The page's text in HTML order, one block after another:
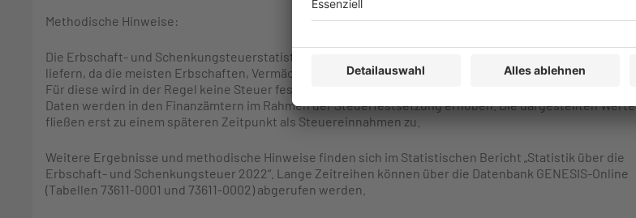
Methodische Hinweise:
Die Erbschaft- und Schenkungsteuerstatistik kann keine Informationen über alle Vermögensübergänge
liefern, da die meisten Erbschaften, Vermächtnisse und Schenkungen innerhalb der Freibeträge liegen.
Für diese wird in der Regel keine Steuer festgesetzt, sodass sie in der Statistik nicht enthalten sind. Die
Daten werden in den Finanzämtern im Rahmen der Steuerfestsetzung erhoben. Die dargestellten Werte
fließen erst zu einem späteren Zeitpunkt als Steuereinnahmen zu.
Weitere Ergebnisse und methodische Hinweise finden sich im Statistischen Bericht „Statistik über die
Erbschaft- und Schenkungsteuer 2022“. Lange Zeitreihen können über die Datenbank GENESIS-Online
(Tabellen 73611-0001 und 73611-0002) abgerufen werden.